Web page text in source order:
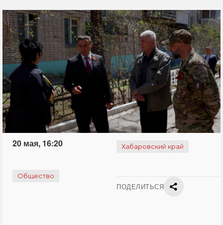
20 мая, 16:20 Хабаровский край
Общество
ПОДЕЛИТЬСЯ